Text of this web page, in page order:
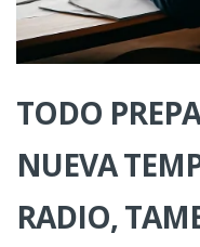
TODO
NUEVA
RADIO,